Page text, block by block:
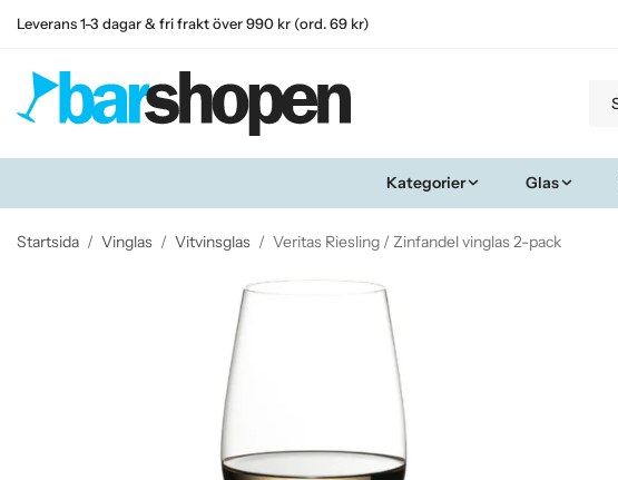
Leverans 1-3 dagar & fri frakt över 990 kr (ord. 69 kr)
Kategorier Glas
Startsida / Vinglas / Vitvinsglas / Veritas Riesling / Zinfandel vinglas 2-pack